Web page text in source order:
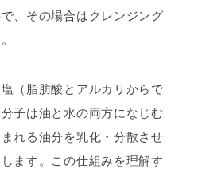
、その場合はクレンジング
（脂肪酸とアルカリからで
子は油と水の両方になじむ
れる油分を乳化・分散させ
ます。この仕組みを理解す